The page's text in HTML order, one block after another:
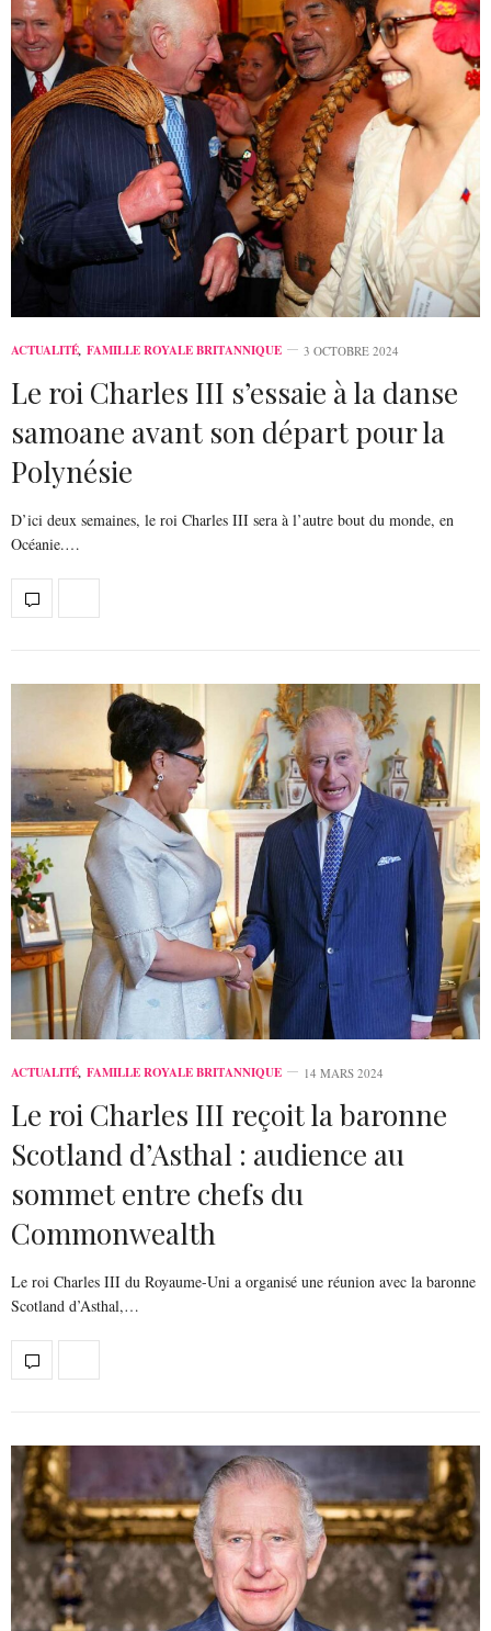
ACTUALITÉ, FAMILLE ROYALE BRITANNIQUE 3 OCTOBRE 2024
Le roi Charles III s’essaie à la danse
samoane avant son départ pour la
Polynésie
D’ici deux semaines, le roi Charles III sera à l’autre bout du monde, en
Océanie.…
ACTUALITÉ, FAMILLE ROYALE BRITANNIQUE 14 MARS 2024
Le roi Charles III reçoit la baronne
Scotland d’Asthal : audience au
sommet entre chefs du
Commonwealth
Le roi Charles III du Royaume-Uni a organisé une réunion avec la baronne
Scotland d’Asthal,…